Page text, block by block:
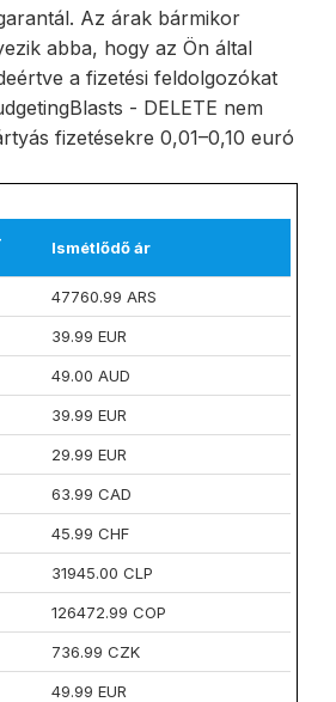
Az árak bármikor
abba, hogy az Ön által
a fizetési feldolgozókat
- DELETE nem
fizetésekre 0,01–0,10 euró
Ismétlődő ár
47760.99 ARS
39.99 EUR
49.00 AUD
39.99 EUR
29.99 EUR
63.99 CAD
45.99 CHF
31945.00 CLP
126472.99 COP
736.99 CZK
49.99 EUR